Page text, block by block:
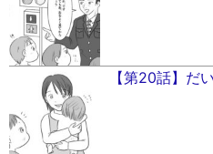
【第20話】だ